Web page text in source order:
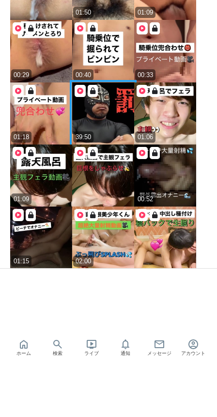
01:50 01:09
00:29 00:40 00:33
01:18 39:50 01:06
01:09 00:52
01:15 02:00
ホーム 検索 ライブ 通知 メッセージ アカウント